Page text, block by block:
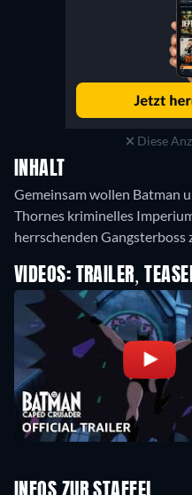
Diese
INHALT
Gemeinsam wollen Batman
Thornes kriminelles
herrschenden Gangsterboss
VIDEOS: TRAILER,